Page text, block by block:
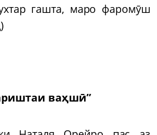
гашта, маро фаромӯш
ваҳшӣ”